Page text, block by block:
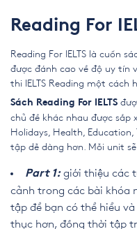
Reading For
Reading For IELTS là cuốn
được đánh cao về độ uy tín
thi IELTS Reading một cách
Sách Reading For IELTS
chủ đề khác nhau được sắp
Holidays, Health,
tập dễ dàng hơn. Mỗi unit
Part 1:giới thiệu các
cảnh trong các bài khóa
tập để bạn có thể hiểu
thục hơn, đồng thời tập